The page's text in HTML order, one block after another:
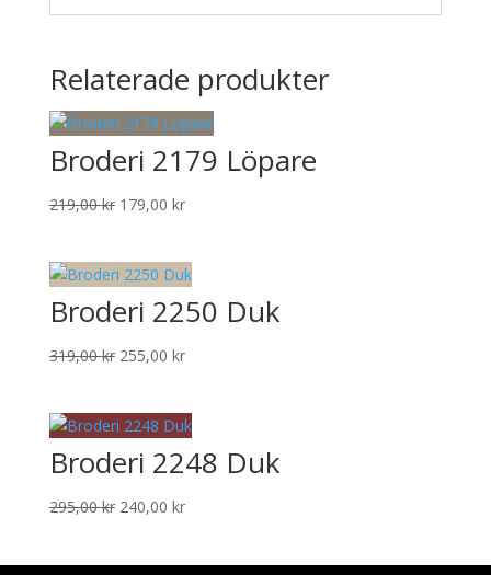
Relaterade produkter
Broderi 2179 Löpare
219,00kr Det
var:
219,00 kr.
179,00 krDet
är:
179,00 kr.
Broderi 2250 Duk
319,00kr Det
var:
319,00 kr.
255,00 krDet
är:
255,00 kr.
Broderi 2248 Duk
295,00kr Det
240,00 krDet